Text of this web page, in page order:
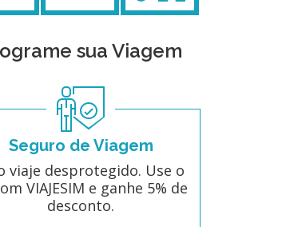
sua Viagem
Seguro de Viagem
viaje desprotegido. Use o
VIAJESIM e ganhe 5% de
desconto.